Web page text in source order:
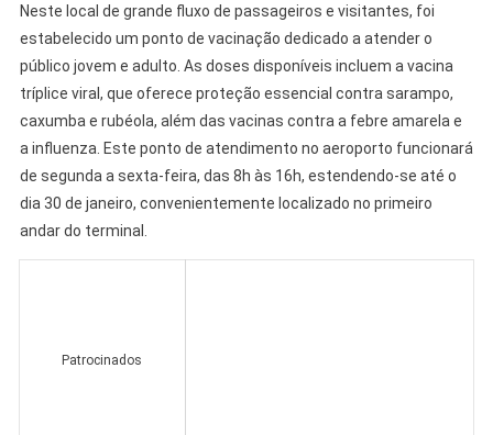
Neste local de grande fluxo de passageiros e visitantes, foi
estabelecido um ponto de vacinação dedicado a atender o
público jovem e adulto. As doses disponíveis incluem a vacina
tríplice viral, que oferece proteção essencial contra sarampo,
caxumba e rubéola, além das vacinas contra a febre amarela e
a influenza. Este ponto de atendimento no aeroporto funcionará
de segunda a sexta-feira, das 8h às 16h, estendendo-se até o
dia 30 de janeiro, convenientemente localizado no primeiro
andar do terminal.
Patrocinados